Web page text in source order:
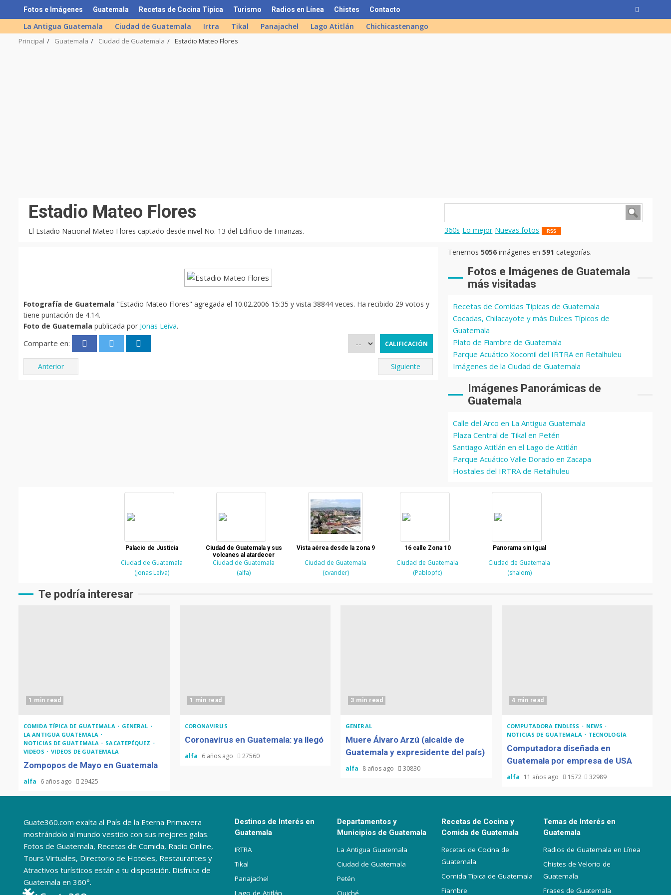
to
content
Fotos e Imágenes Guatemala Recetas de Cocina Típica Turismo Radios en Línea Chistes Contacto
La Antigua Guatemala Ciudad de Guatemala Irtra Tikal Panajachel Lago Atitlán Chichicastenango
Principal Guatemala Ciudad de Guatemala Estadio Mateo Flores
Estadio Mateo Flores
El Estadio Nacional Mateo Flores captado desde nivel No. 13 del Edificio de Finanzas. 360s Lo mejor Nuevas fotos RSS
Fotografía de Guatemala "Estadio Mateo Flores" agregada el 10.02.2006 15:35 y vista 38844 veces. Ha recibido 29 votos y
tiene puntación de 4.14.
Foto de Guatemala publicada por Jonas Leiva.
Comparte en:
Anterior Siguiente
Tenemos5056 imágenes en591 categorías.
Fotos e Imágenes de Guatemala
más visitadas
Recetas de Comidas Típicas de Guatemala
Cocadas, Chilacayote y más Dulces Típicos de
Guatemala
Plato de Fiambre de Guatemala
Parque Acuático Xocomil del IRTRA en Retalhuleu
Imágenes de la Ciudad de Guatemala
Imágenes Panorámicas de
Guatemala
Calle del Arco en La Antigua Guatemala
Plaza Central de Tikal en Petén
Santiago Atitlán en el Lago de Atitlán
Parque Acuático Valle Dorado en Zacapa
Hostales del IRTRA de Retalhuleu
Palacio de Justicia
Ciudad de Guatemala
(Jonas Leiva)
Ciudad de Guatemala y sus
volcanes al atardecer
Ciudad de Guatemala
(alfa)
Vista aérea desde la zona 9
Ciudad de Guatemala
(cvander)
16 calle Zona 10
Ciudad de Guatemala
(Pablopfc)
Panorama sin Igual
Ciudad de Guatemala
(shalom)
Te podría interesar
1 min read
COMIDA TÍPICA DE GUATEMALA
GENERAL
LA ANTIGUA GUATEMALA
NOTICIAS DE GUATEMALA
SACATEPÉQUEZ
VIDEOS
VIDEOS DE GUATEMALA
Zompopos de Mayo en Guatemala
alfa 6 años ago 29425
1 min read
CORONAVIRUS
Coronavirus en Guatemala: ya llegó
alfa 6 años ago 27560
3 min read
GENERAL
Muere Álvaro Arzú (alcalde de
Guatemala y expresidente del país)
alfa 8 años ago 30830
4 min read
COMPUTADORA ENDLESS
NEWS
NOTICIAS DE GUATEMALA
TECNOLOGÍA
Computadora diseñada en
Guatemala por empresa de USA
alfa 11 años ago 1572 32989
Guate360.com exalta al País de la Eterna Primavera
mostrándolo al mundo vestido con sus mejores galas.
Fotos de Guatemala, Recetas de Comida, Radio Online,
Tours Virtuales, Directorio de Hoteles, Restaurantes y
Atractivos turísticos están a tu disposición. Disfruta de
Guatemala en 360°.
Destinos de Interés en
Guatemala
IRTRA
Tikal
Panajachel
Lago de Atitlán
Departamentos y
Municipios de Guatemala
La Antigua Guatemala
Ciudad de Guatemala
Petén
Quiché
Recetas de Cocina y
Comida de Guatemala
Recetas de Cocina de
Guatemala
Comida Típica de Guatemala
Fiambre
Temas de Interés en
Guatemala
Radios de Guatemala en Línea
Chistes de Velorio de
Guatemala
Frases de Guatemala